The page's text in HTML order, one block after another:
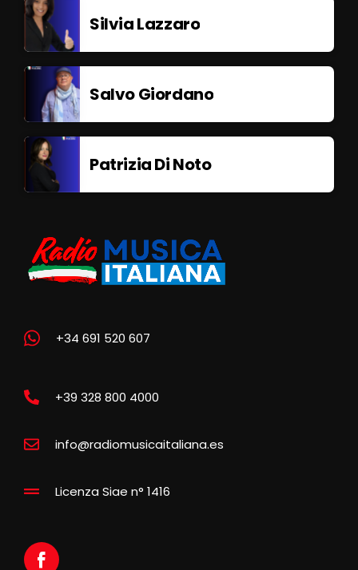
Silvia Lazzaro
Salvo Giordano
Patrizia Di Noto
+34 691 520 607
+39 328 800 4000
info@radiomusicaitaliana.es
Licenza Siae n° 1416